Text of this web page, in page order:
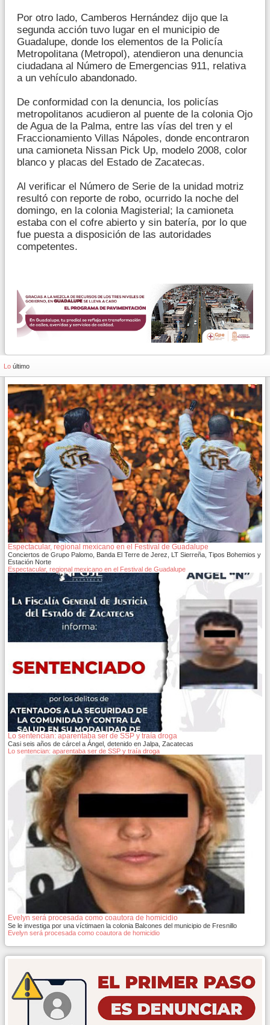
Por otro lado, Camberos Hernández dijo que la
segunda acción tuvo lugar en el municipio de
Guadalupe, donde los elementos de la Policía
Metropolitana (Metropol), atendieron una denuncia
ciudadana al Número de Emergencias 911, relativa
a un vehículo abandonado.
De conformidad con la denuncia, los policías
metropolitanos acudieron al puente de la colonia Ojo
de Agua de la Palma, entre las vías del tren y el
Fraccionamiento Villas Nápoles, donde encontraron
una camioneta Nissan Pick Up, modelo 2008, color
blanco y placas del Estado de Zacatecas.
Al verificar el Número de Serie de la unidad motriz
resultó con reporte de robo, ocurrido la noche del
domingo, en la colonia Magisterial; la camioneta
estaba con el cofre abierto y sin batería, por lo que
fue puesta a disposición de las autoridades
competentes.
Lo último
Espectacular, regional mexicano en el Festival de Guadalupe
Conciertos de Grupo Palomo, Banda El Terre de Jerez, LT Sierreña, Tipos Bohemios y
Estación Norte
Espectacular, regional mexicano en el Festival de Guadalupe
Lo sentencian: aparentaba ser de SSP y traía droga
Casi seis años de cárcel a Ángel, detenido en Jalpa, Zacatecas
Lo sentencian: aparentaba ser de SSP y traía droga
Evelyn será procesada como coautora de homicidio
Se le investiga por una víctimaen la colonia Balcones del municipio de Fresnillo
Evelyn será procesada como coautora de homicidio